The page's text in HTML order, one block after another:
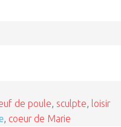
de poule sculpte
loisir
coeur de Marie